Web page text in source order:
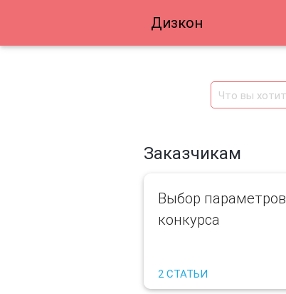
Дизкон
Заказчикам
Выбор параметров
конкурса
2 СТАТЬИ